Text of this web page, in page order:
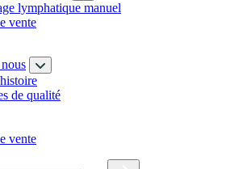
lymphatique manuel
vente
de qualité
vente